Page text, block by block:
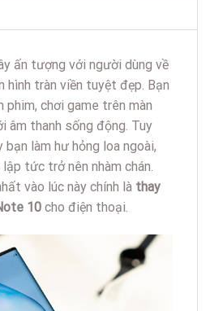
ấn tượng với người dùng về
hình tràn viền tuyệt đẹp. Bạn
chơi game trên màn
âm thanh sống động. Tuy
bạn làm hư hỏng loa ngoài,
tức trở nên nhàm chán.
vào lúc này chính là thay
10 cho điện thoại.